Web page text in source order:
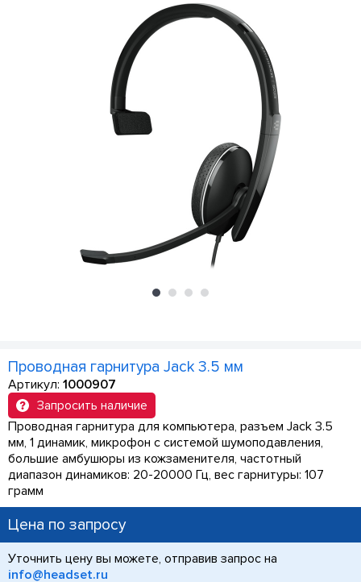
Проводная гарнитура Jack 3.5 мм
Артикул: 1000907
Запросить наличие
Проводная гарнитура для компьютера, разъем Jack 3.5
мм, 1 динамик, микрофон с системой шумоподавления,
большие амбушюры из кожзаменителя, частотный
диапазон динамиков: 20-20000 Гц, вес гарнитуры: 107
грамм
Цена по запросу
Уточнить цену вы можете, отправив запрос на
info@headset.ru